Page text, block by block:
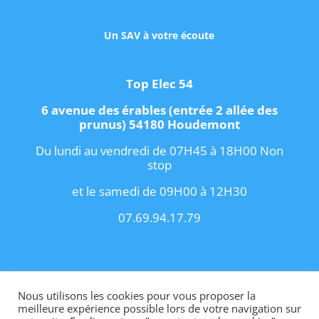
Un SAV à votre écoute
Top Elec 54
6 avenue des érables (entrée 2 allée des
prunus) 54180 Houdemont
Du lundi au vendredi de 07H45 à 18H00 Non
stop
et le samedi de 09H00 à 12H30
07.69.94.17.79
Copyright 2021 IConditions Générales de
VenteIContact
Nous utilisons les cookies pour vous proposer la
meilleure expérience possible lors de votre navigation sur